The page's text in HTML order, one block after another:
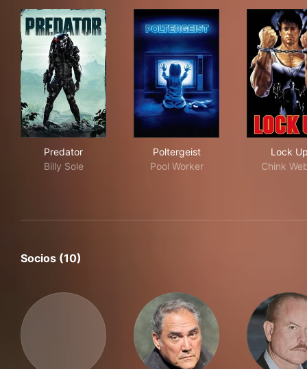
Predator
Billy Sole
Poltergeist
Pool Worker
Lock
Chink
Socios (10)